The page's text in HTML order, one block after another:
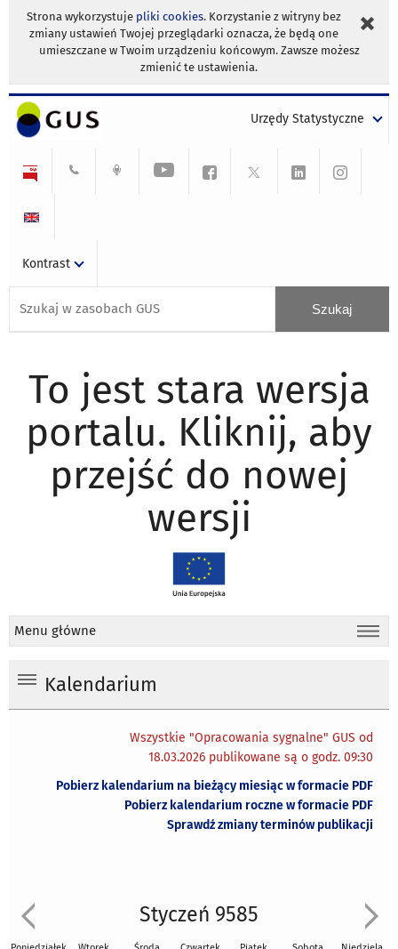
Strona wykorzystuje pliki cookies. Korzystanie z witryny bez
zmiany ustawień Twojej przeglądarki oznacza, że będą one
umieszczane w Twoim urządzeniu końcowym. Zawsze możesz
zmienić te ustawienia.
Urzędy Statystyczne
Kontrast
To jest stara wersja
portalu. Kliknij, aby
przejść do nowej
wersji
Menu główne
Kalendarium
Wszystkie "Opracowania sygnalne" GUS od
18.03.2026 publikowane są o godz. 09:30
Pobierz kalendarium na bieżący miesiąc w formacie PDF
Pobierz kalendarium roczne w formacie PDF
Sprawdź zmiany terminów publikacji
Styczeń 9585